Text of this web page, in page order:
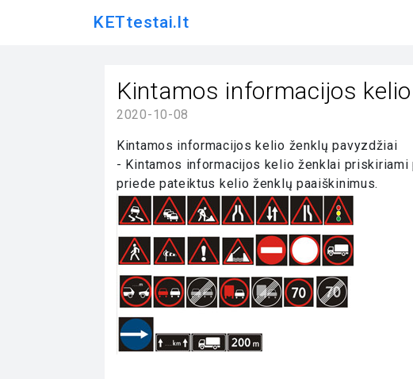
KETtestai.lt
Kintamos informacijos
2020-10-08
Kintamos informacijos kelio ženklų pavyzdžiai
- Kintamos informacijos kelio ženklai
priede pateiktus kelio ženklų paaiškinimus.